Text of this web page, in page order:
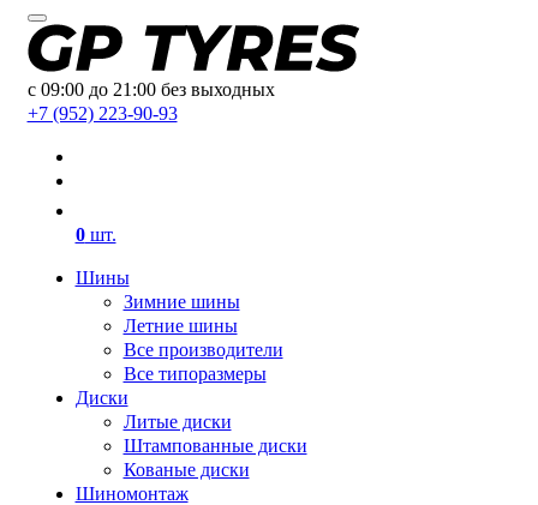
с 09:00 до 21:00 без выходных
+7 (952) 223-90-93
0шт.
Шины
Зимние шины
Летние шины
Все производители
Все типоразмеры
Диски
Литые диски
Штампованные диски
Кованые диски
Шиномонтаж